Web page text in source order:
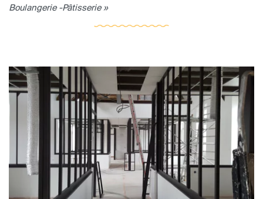
Boulangerie -Pâtisserie »